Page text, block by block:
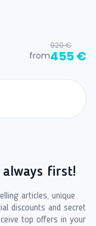
from
920 €
455 €
first!
articles, unique
discounts and secret
top offers in your